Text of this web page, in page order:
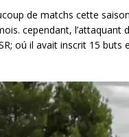
de matchs cette
cependant, l’attaquant
oú il avait inscrit 15 buts